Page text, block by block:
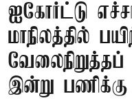
ஐகோர்ட்டு
மாநிலத்தில்
இன்று பணிக்கு